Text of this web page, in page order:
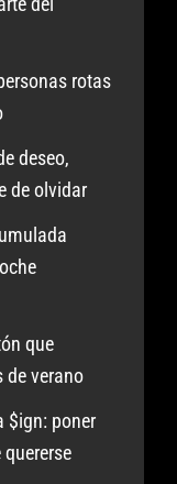
rotas
deseo,
de olvidar
que
de verano
$ign: poner